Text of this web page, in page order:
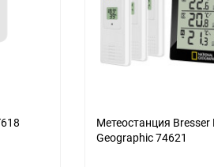
еще 12 фото
Метеостанция
Geographic 74621